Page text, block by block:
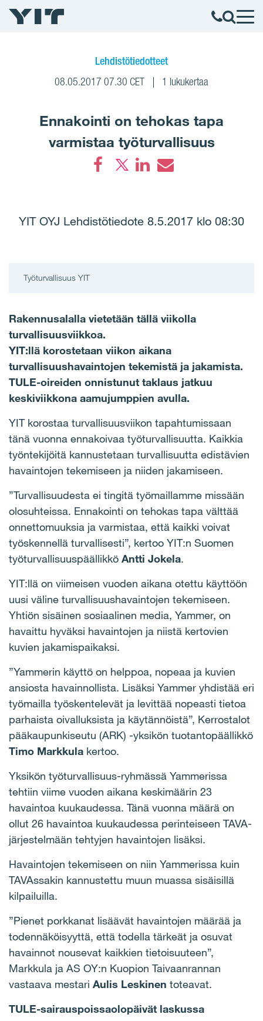
Lehdistötiedotteet
08.05.2017 07.30 CET 1 lukukertaa
Ennakointi on tehokas tapa
varmistaa työturvallisuus
YIT OYJ Lehdistötiedote 8.5.2017 klo 08:30
Työturvallisuus YIT
Rakennusalalla vietetään tällä viikolla
turvallisuusviikkoa.
YIT:llä korostetaan viikon aikana
turvallisuushavaintojen tekemistä ja jakamista.
TULE-oireiden onnistunut taklaus jatkuu
keskiviikkona aamujumppien avulla.
YIT korostaa turvallisuusviikon tapahtumissaan
tänä vuonna ennakoivaa työturvallisuutta. Kaikkia
työntekijöitä kannustetaan turvallisuutta edistävien
havaintojen tekemiseen ja niiden jakamiseen.
”Turvallisuudesta ei tingitä työmaillamme missään
olosuhteissa. Ennakointi on tehokas tapa välttää
onnettomuuksia ja varmistaa, että kaikki voivat
työskennellä turvallisesti”, kertoo YIT:n Suomen
työturvallisuuspäällikkö Antti Jokela.
YIT:llä on viimeisen vuoden aikana otettu käyttöön
uusi väline turvallisuushavaintojen tekemiseen.
Yhtiön sisäinen sosiaalinen media, Yammer, on
havaittu hyväksi havaintojen ja niistä kertovien
kuvien jakamispaikaksi.
”Yammerin käyttö on helppoa, nopeaa ja kuvien
ansiosta havainnollista. Lisäksi Yammer yhdistää eri
työmailla työskentelevät ja levittää nopeasti tietoa
parhaista oivalluksista ja käytännöistä”, Kerrostalot
pääkaupunkiseutu (ARK) -yksikön tuotantopäällikkö
Timo Markkula kertoo.
Yksikön työturvallisuus-ryhmässä Yammerissa
tehtiin viime vuoden aikana keskimäärin 23
havaintoa kuukaudessa. Tänä vuonna määrä on
ollut 26 havaintoa kuukaudessa perinteiseen TAVA-
järjestelmään tehtyjen havaintojen lisäksi.
Havaintojen tekemiseen on niin Yammerissa kuin
TAVAssakin kannustettu muun muassa sisäisillä
kilpailuilla.
”Pienet porkkanat lisäävät havaintojen määrää ja
todennäköisyyttä, että todella tärkeät ja osuvat
havainnot nousevat kaikkien tietoisuuteen”,
Markkula ja AS OY:n Kuopion Taivaanrannan
vastaava mestari Aulis Leskinen toteavat.
TULE-sairauspoissaolopäivät laskussa